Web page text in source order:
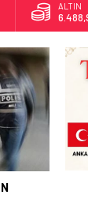
ALTIN
BİST
EURO